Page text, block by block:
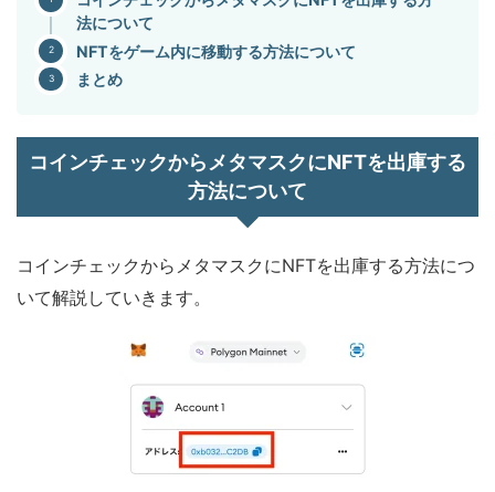
法について
NFTをゲーム内に移動する方法について
まとめ
コインチェックからメタマスクにNFTを出庫する
方法について
コインチェックからメタマスクにNFTを出庫する方法につ
いて解説していきます。